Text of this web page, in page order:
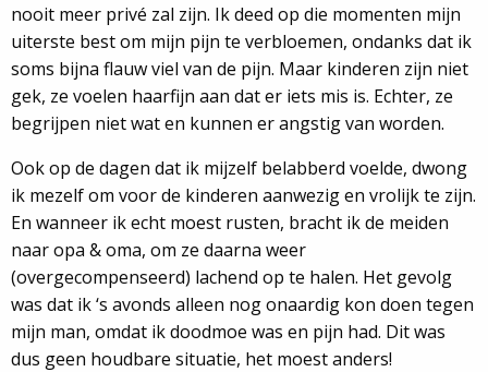
nooit meer privé zal zijn. Ik deed op die momenten mijn
uiterste best om mijn pijn te verbloemen, ondanks dat ik
soms bijna flauw viel van de pijn. Maar kinderen zijn niet
gek, ze voelen haarfijn aan dat er iets mis is. Echter, ze
begrijpen niet wat en kunnen er angstig van worden.
Ook op de dagen dat ik mijzelf belabberd voelde, dwong
ik mezelf om voor de kinderen aanwezig en vrolijk te zijn.
En wanneer ik echt moest rusten, bracht ik de meiden
naar opa & oma, om ze daarna weer
(overgecompenseerd) lachend op te halen. Het gevolg
was dat ik ‘s avonds alleen nog onaardig kon doen tegen
mijn man, omdat ik doodmoe was en pijn had. Dit was
dus geen houdbare situatie, het moest anders!